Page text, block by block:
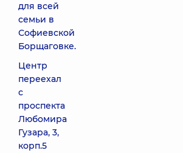
для всей
семьи в
Софиевской
Борщаговке.
Центр
переехал
с
проспекта
Любомира
Гузара, 3,
корп.5